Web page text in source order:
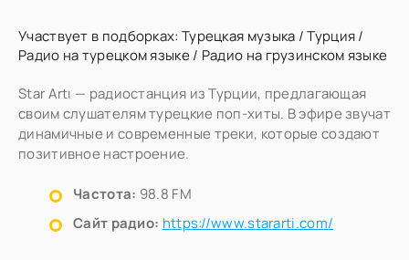
Участвует в подборках: Турецкая музыка /Турция/
Радио на турецком языке/ Радио на грузинском языке
Star Artı — радиостанция из Турции, предлагающая
своим слушателям турецкие поп-хиты. В эфире звучат
динамичные и современные треки, которые создают
позитивное настроение.
Частота: 98.8 FM
Сайт радио: https://www.stararti.com/